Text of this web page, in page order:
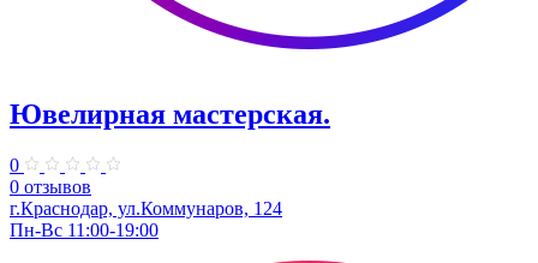
Ювелирная мастерская.
0
0 отзывов
г.Краснодар, ул.​Коммунаров, 124
Пн-Вс 11:00-19:00